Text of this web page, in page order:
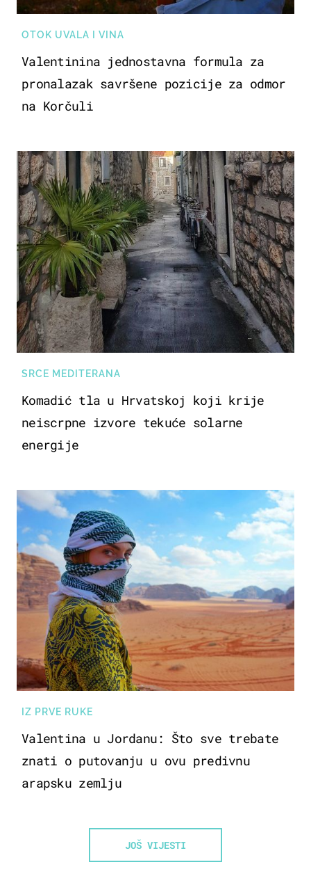
OTOK UVALA I VINA
Valentinina jednostavna formula za
pronalazak savršene pozicije za odmor
na Korčuli
SRCE MEDITERANA
Komadić tla u Hrvatskoj koji krije
neiscrpne izvore tekuće solarne
energije
IZ PRVE RUKE
Valentina u Jordanu: Što sve trebate
znati o putovanju u ovu predivnu
arapsku zemlju
JOŠ VIJESTI